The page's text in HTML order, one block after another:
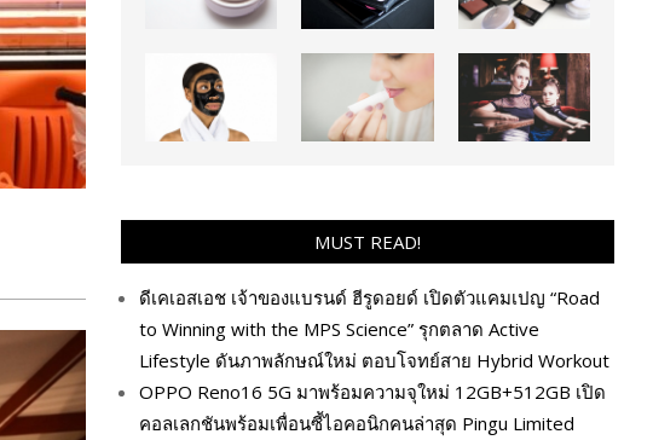
MUST READ!
ดีเคเอสเอช เจ้าของแบรนด์ ฮีรูดอยด์ เปิดตัวแคมเปญ “Road
to Winning with the MPS Science” รุกตลาด Active
Lifestyle ดันภาพลักษณ์ใหม่ ตอบโจทย์สาย Hybrid Workout
OPPO Reno16 5G มาพร้อมความจุใหม่ 12GB+512GB เปิด
คอลเลกชันพร้อมเพื่อนซี้ไอคอนิกคนล่าสุด Pingu Limited